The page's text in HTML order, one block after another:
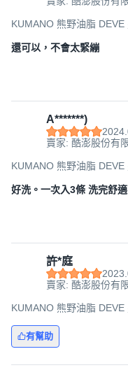
KUMANO 熊野油脂
還可以，不會太緊繃
A*******)
賣家: 酷澎股份有
KUMANO 熊野油脂
好洗。一次入3條 洗完舒
許*庭
賣家: 酷澎股份有
KUMANO 熊野油脂
有幫助